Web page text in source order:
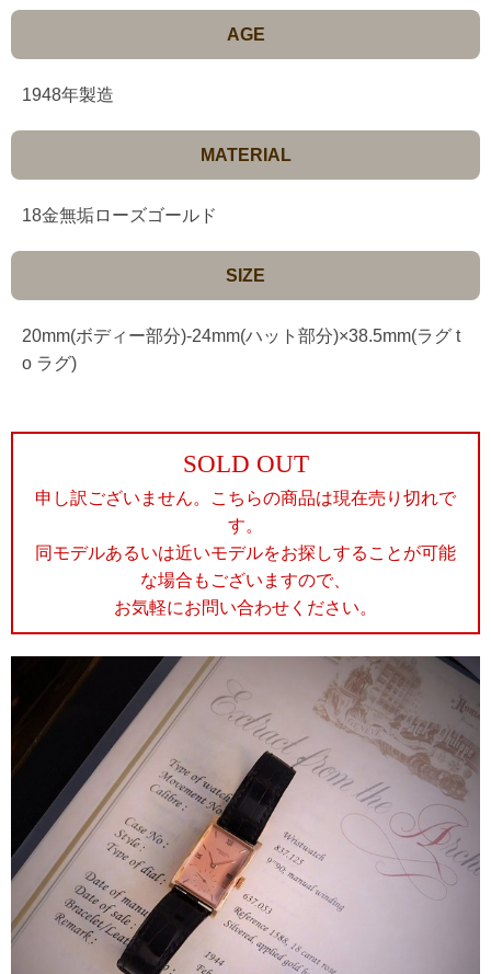
AGE
1948年製造
MATERIAL
18金無垢ローズゴールド
SIZE
20mm(ボディー部分)-24mm(ハット部分)×38.5mm(ラグ t
o ラグ)
SOLD OUT
申し訳ございません。こちらの商品は現在売り切れで
す。
同モデルあるいは近いモデルをお探しすることが可能
な場合もございますので、
お気軽にお問い合わせください。